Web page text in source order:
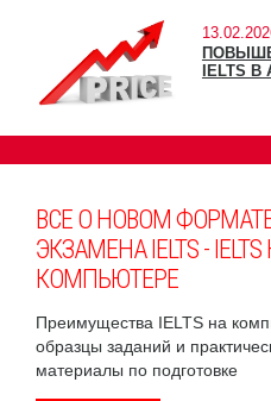
IELTS
ВСЕ О НОВОМ
ЭКЗАМЕНА IELTS -
КОМПЬЮТЕРЕ
Преимущества IELTS на
образцы заданий и
материалы по подготовке